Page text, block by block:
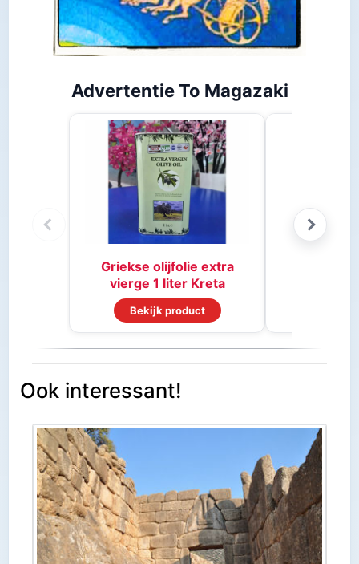
Advertentie To Magazaki
Griekse olijfolie extra
vierge 1 liter Kreta
Bekijk product
Stifado
Ook interessant!